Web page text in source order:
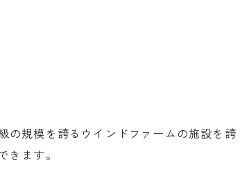
の規模を誇るウインドファームの施設を
きます。